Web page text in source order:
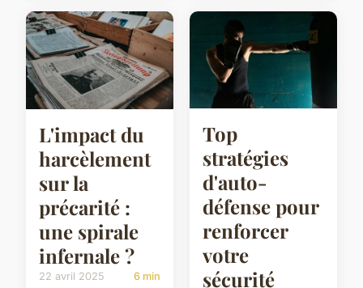
L'impact du
harcèlement
sur la
précarité :
une spirale
infernale ?
22 avril 2025 6 min
Top
stratégies
d'auto-
défense pour
renforcer
votre
sécurité